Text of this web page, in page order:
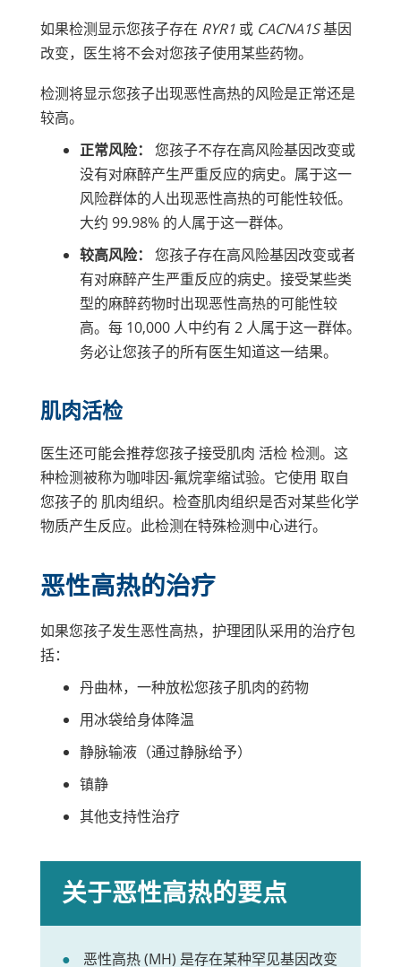
如果检测显示您孩子存在 RYR1或 CACNA1S基因
改变，医生将不会对您孩子使用某些药物。
检测将显示您孩子出现恶性高热的风险是正常还是
较高。
正常风险：
您孩子不存在高风险基因改变或
没有对麻醉产生严重反应的病史。属于这一
风险群体的人出现恶性高热的可能性较低。
大约 99.98% 的人属于这一群体。
较高风险：
您孩子存在高风险基因改变或者
有对麻醉产生严重反应的病史。接受某些类
型的麻醉药物时出现恶性高热的可能性较
高。每 10,000 人中约有 2 人属于这一群体。
务必让您孩子的所有医生知道这一结果。
肌肉活检
医生还可能会推荐您孩子接受肌肉 活检检测。这
种检测被称为咖啡因-氟烷挛缩试验。它使用 取自
您孩子的 肌肉组织。检查肌肉组织是否对某些化学
物质产生反应。此检测在特殊检测中心进行。
恶性高热的治疗
如果您孩子发生恶性高热，护理团队采用的治疗包
括：
丹曲林，一种放松您孩子肌肉的药物
用冰袋给身体降温
静脉输液（通过静脉给予）
镇静
其他支持性治疗
关于恶性高热的要点
恶性高热 (MH) 是存在某种罕见基因改变